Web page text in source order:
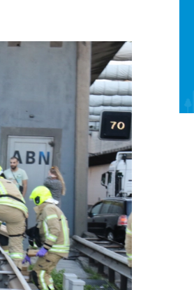
Bekijk de pagina